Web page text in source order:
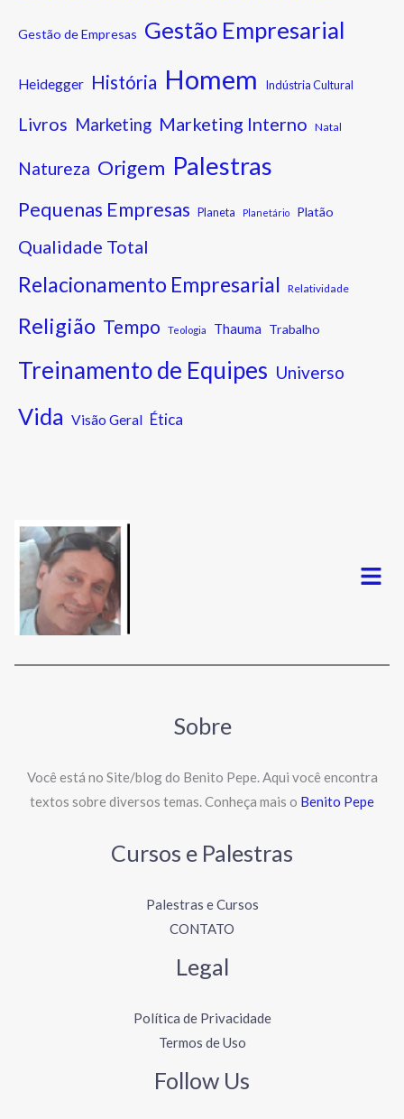
Gestão de Empresas Gestão Empresarial
Heidegger História Homem Indústria Cultural
Livros Marketing Marketing Interno Natal
Natureza Origem Palestras
Pequenas Empresas Planeta Planetário Platão
Qualidade Total
Relacionamento Empresarial Relatividade
Religião Tempo Teologia Thauma Trabalho
Treinamento de Equipes Universo
Vida Visão Geral Ética
Menu
Sobre
Você está no Site/blog do Benito Pepe. Aqui você encontra
textos sobre diversos temas. Conheça mais o Benito Pepe
Cursos e Palestras
Palestras e Cursos
CONTATO
Legal
Política de Privacidade
Termos de Uso
Follow Us